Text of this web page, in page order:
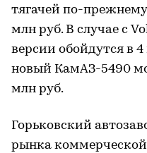
тягачей по-
млн руб. В случае с
версии обойдутся в
новый КамАЗ-5490
млн руб.
Горьковский
рынка